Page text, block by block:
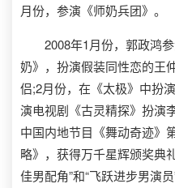
月份，参演《师奶兵团》。
2008年1月份，郭政鸿参
奶》，扮演假装同性恋的王
侣;2月份，在《太极》中扮
演电视剧《古灵精探》扮演
中国内地节目《舞动奇迹》
略》，获得万千星辉颁奖典
佳男配角”和“飞跃进步男演员